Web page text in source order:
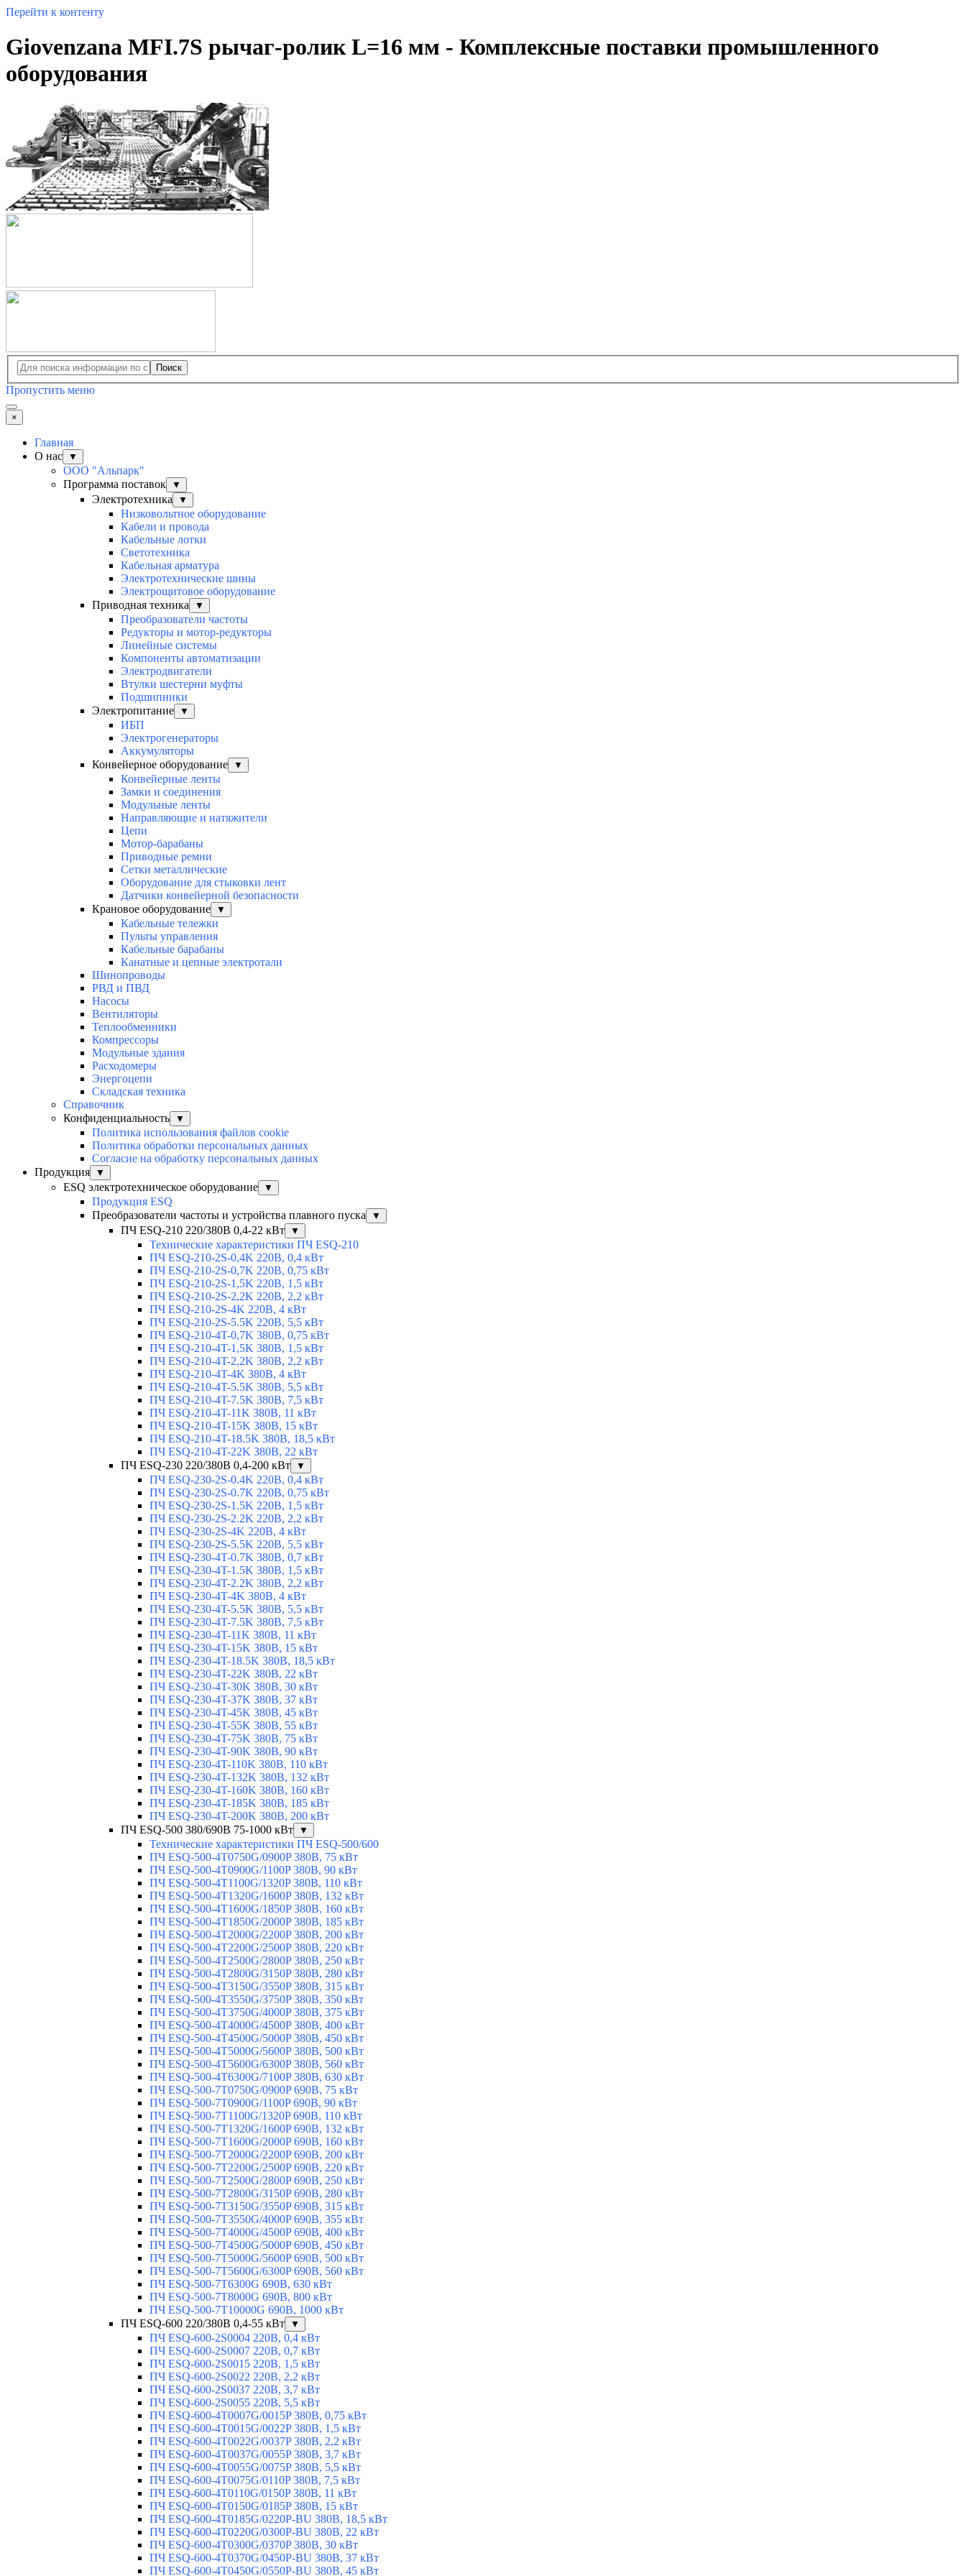
Перейти к контенту
Giovenzana MFI.7S рычаг-ролик L=16 мм - Комплексные поставки промышленного
оборудования
Поиск
Пропустить меню
×
Главная
О нас
▼
ООО "Альпарк"
Программа поставок
▼
Электротехника ▼
Низковольтное оборудование
Кабели и провода
Кабельные лотки
Светотехника
Кабельная арматура
Электротехнические шины
Электрощитовое оборудование
Приводная техника
▼
Преобразователи частоты
Редукторы и мотор-редукторы
Линейные системы
Компоненты автоматизации
Электродвигатели
Втулки шестерни муфты
Подшипники
Электропитание
▼
ИБП
Электрогенераторы
Аккумуляторы
Конвейерное оборудование
▼
Конвейерные ленты
Замки и соединения
Модульные ленты
Направляющие и натяжители
Цепи
Мотор-барабаны
Приводные ремни
Сетки металлические
Оборудование для стыковки лент
Датчики конвейерной безопасности
Крановое оборудование
▼
Кабельные тележки
Пульты управления
Кабельные барабаны
Канатные и цепные электротали
Шинопроводы
РВД и ПВД
Насосы
Вентиляторы
Теплообменники
Компрессоры
Модульные здания
Расходомеры
Энергоцепи
Складская техника
Справочник
Конфиденциальность
▼
Политика использования файлов cookie
Политика обработки персональных данных
Согласие на обработку персональных данных
Продукция
▼
ESQ электротехническое оборудование ▼
Продукция ESQ
Преобразователи частоты и устройства плавного пуска
▼
ПЧ ESQ-210 220/380В 0,4-22 кВт ▼
Технические характеристики ПЧ ESQ-210
ПЧ ESQ-210-2S-0,4K 220В, 0,4 кВт
ПЧ ESQ-210-2S-0,7K 220В, 0,75 кВт
ПЧ ESQ-210-2S-1,5K 220В, 1,5 кВт
ПЧ ESQ-210-2S-2,2K 220В, 2,2 кВт
ПЧ ESQ-210-2S-4K 220В, 4 кВт
ПЧ ESQ-210-2S-5.5K 220В, 5,5 кВт
ПЧ ESQ-210-4T-0,7K 380В, 0,75 кВт
ПЧ ESQ-210-4T-1,5K 380В, 1,5 кВт
ПЧ ESQ-210-4T-2,2K 380В, 2,2 кВт
ПЧ ESQ-210-4T-4K 380В, 4 кВт
ПЧ ESQ-210-4T-5.5K 380В, 5,5 кВт
ПЧ ESQ-210-4T-7.5K 380В, 7,5 кВт
ПЧ ESQ-210-4T-11K 380В, 11 кВт
ПЧ ESQ-210-4T-15K 380В, 15 кВт
ПЧ ESQ-210-4T-18.5K 380В, 18,5 кВт
ПЧ ESQ-210-4T-22K 380В, 22 кВт
ПЧ ESQ-230 220/380В 0,4-200 кВт
▼
ПЧ ESQ-230-2S-0.4K 220В, 0,4 кВт
ПЧ ESQ-230-2S-0.7K 220В, 0,75 кВт
ПЧ ESQ-230-2S-1.5K 220В, 1,5 кВт
ПЧ ESQ-230-2S-2.2K 220В, 2,2 кВт
ПЧ ESQ-230-2S-4K 220В, 4 кВт
ПЧ ESQ-230-2S-5.5K 220В, 5,5 кВт
ПЧ ESQ-230-4T-0.7K 380В, 0,7 кВт
ПЧ ESQ-230-4T-1.5K 380В, 1,5 кВт
ПЧ ESQ-230-4T-2.2K 380В, 2,2 кВт
ПЧ ESQ-230-4T-4K 380В, 4 кВт
ПЧ ESQ-230-4T-5.5K 380В, 5,5 кВт
ПЧ ESQ-230-4T-7.5K 380В, 7,5 кВт
ПЧ ESQ-230-4T-11K 380В, 11 кВт
ПЧ ESQ-230-4T-15K 380В, 15 кВт
ПЧ ESQ-230-4T-18.5K 380В, 18,5 кВт
ПЧ ESQ-230-4T-22K 380В, 22 кВт
ПЧ ESQ-230-4T-30K 380В, 30 кВт
ПЧ ESQ-230-4T-37K 380В, 37 кВт
ПЧ ESQ-230-4T-45K 380В, 45 кВт
ПЧ ESQ-230-4T-55K 380В, 55 кВт
ПЧ ESQ-230-4T-75K 380В, 75 кВт
ПЧ ESQ-230-4T-90K 380В, 90 кВт
ПЧ ESQ-230-4T-110K 380В, 110 кВт
ПЧ ESQ-230-4T-132K 380В, 132 кВт
ПЧ ESQ-230-4T-160K 380В, 160 кВт
ПЧ ESQ-230-4T-185K 380В, 185 кВт
ПЧ ESQ-230-4T-200K 380В, 200 кВт
ПЧ ESQ-500 380/690В 75-1000 кВт
▼
Технические характеристики ПЧ ESQ-500/600
ПЧ ESQ-500-4T0750G/0900P 380В, 75 кВт
ПЧ ESQ-500-4T0900G/1100P 380В, 90 кВт
ПЧ ESQ-500-4T1100G/1320P 380В, 110 кВт
ПЧ ESQ-500-4T1320G/1600P 380В, 132 кВт
ПЧ ESQ-500-4T1600G/1850P 380В, 160 кВт
ПЧ ESQ-500-4T1850G/2000P 380В, 185 кВт
ПЧ ESQ-500-4T2000G/2200P 380В, 200 кВт
ПЧ ESQ-500-4T2200G/2500P 380В, 220 кВт
ПЧ ESQ-500-4T2500G/2800P 380В, 250 кВт
ПЧ ESQ-500-4T2800G/3150P 380В, 280 кВт
ПЧ ESQ-500-4T3150G/3550P 380В, 315 кВт
ПЧ ESQ-500-4T3550G/3750P 380В, 350 кВт
ПЧ ESQ-500-4T3750G/4000P 380В, 375 кВт
ПЧ ESQ-500-4T4000G/4500P 380В, 400 кВт
ПЧ ESQ-500-4T4500G/5000P 380В, 450 кВт
ПЧ ESQ-500-4T5000G/5600P 380В, 500 кВт
ПЧ ESQ-500-4T5600G/6300P 380В, 560 кВт
ПЧ ESQ-500-4T6300G/7100P 380В, 630 кВт
ПЧ ESQ-500-7T0750G/0900P 690В, 75 кВт
ПЧ ESQ-500-7T0900G/1100P 690В, 90 кВт
ПЧ ESQ-500-7T1100G/1320P 690В, 110 кВт
ПЧ ESQ-500-7T1320G/1600P 690В, 132 кВт
ПЧ ESQ-500-7T1600G/2000P 690В, 160 кВт
ПЧ ESQ-500-7T2000G/2200P 690В, 200 кВт
ПЧ ESQ-500-7T2200G/2500P 690В, 220 кВт
ПЧ ESQ-500-7T2500G/2800P 690В, 250 кВт
ПЧ ESQ-500-7T2800G/3150P 690В, 280 кВт
ПЧ ESQ-500-7T3150G/3550P 690В, 315 кВт
ПЧ ESQ-500-7T3550G/4000P 690В, 355 кВт
ПЧ ESQ-500-7T4000G/4500P 690В, 400 кВт
ПЧ ESQ-500-7T4500G/5000P 690В, 450 кВт
ПЧ ESQ-500-7T5000G/5600P 690В, 500 кВт
ПЧ ESQ-500-7T5600G/6300P 690В, 560 кВт
ПЧ ESQ-500-7T6300G 690В, 630 кВт
ПЧ ESQ-500-7T8000G 690В, 800 кВт
ПЧ ESQ-500-7T10000G 690В, 1000 кВт
ПЧ ESQ-600 220/380В 0,4-55 кВт
▼
ПЧ ESQ-600-2S0004 220В, 0,4 кВт
ПЧ ESQ-600-2S0007 220В, 0,7 кВт
ПЧ ESQ-600-2S0015 220В, 1,5 кВт
ПЧ ESQ-600-2S0022 220В, 2,2 кВт
ПЧ ESQ-600-2S0037 220В, 3,7 кВт
ПЧ ESQ-600-2S0055 220В, 5,5 кВт
ПЧ ESQ-600-4T0007G/0015P 380В, 0,75 кВт
ПЧ ESQ-600-4T0015G/0022P 380В, 1,5 кВт
ПЧ ESQ-600-4T0022G/0037P 380В, 2,2 кВт
ПЧ ESQ-600-4T0037G/0055P 380В, 3,7 кВт
ПЧ ESQ-600-4T0055G/0075P 380В, 5,5 кВт
ПЧ ESQ-600-4T0075G/0110P 380В, 7,5 кВт
ПЧ ESQ-600-4T0110G/0150P 380В, 11 кВт
ПЧ ESQ-600-4T0150G/0185P 380В, 15 кВт
ПЧ ESQ-600-4T0185G/0220P-BU 380В, 18,5 кВт
ПЧ ESQ-600-4T0220G/0300P-BU 380В, 22 кВт
ПЧ ESQ-600-4T0300G/0370P 380В, 30 кВт
ПЧ ESQ-600-4T0370G/0450P-BU 380В, 37 кВт
ПЧ ESQ-600-4T0450G/0550P-BU 380В, 45 кВт